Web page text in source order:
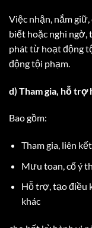
Việc nhận, nắm
biết hoặc nghi ngờ,
phát từ hoạt động
động tội phạm.
d) Tham gia, hỗ
Bao gồm:
Tham gia, liên
Mưu toan, cố ý
Hỗ trợ, tạo điều
khác